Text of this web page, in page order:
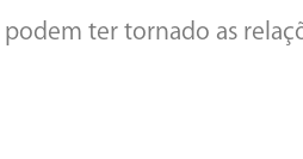
ter tornado as